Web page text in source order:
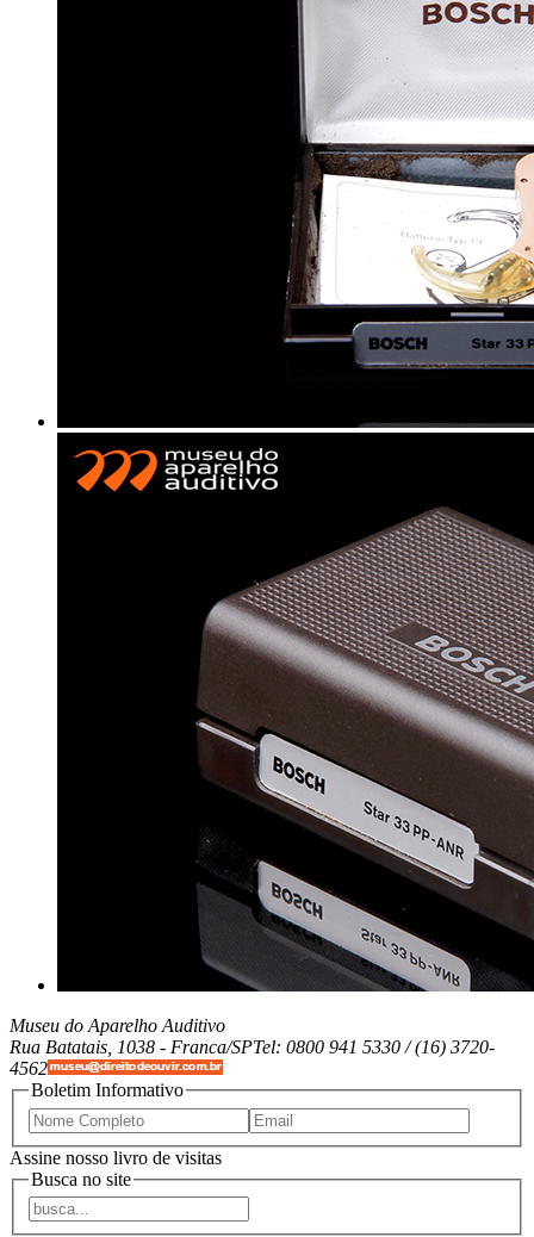
Museu do Aparelho Auditivo
Rua Batatais, 1038 - Franca/SPTel: 0800 941 5330 / (16) 3720-
4562
Boletim Informativo
Assine nosso livro de visitas
Busca no site